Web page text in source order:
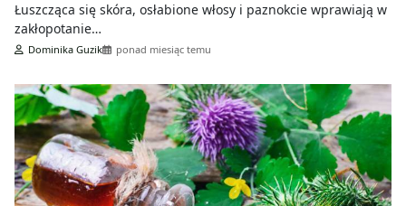
Łuszcząca się skóra, osłabione włosy i paznokcie wprawiają w
zakłopotanie…
Dominika Guzik ponad miesiąc temu